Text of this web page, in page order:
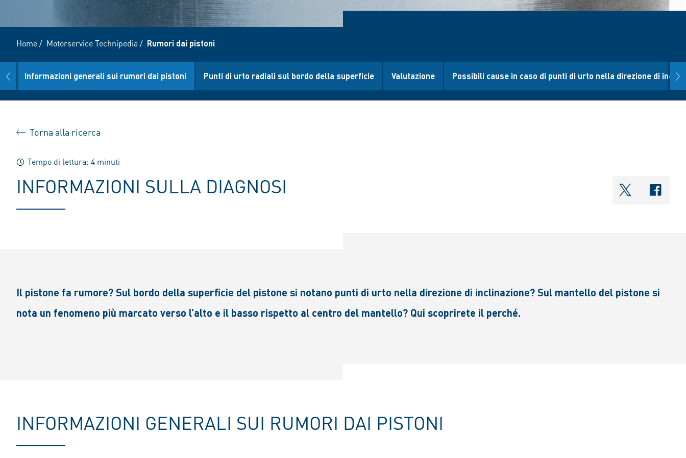
Home/ Motorservice Technipedia / Rumori dai pistoni
prev Informazioni generali sui rumori dai pistoni Punti di urto radiali sul bordo della superficie Valutazione Possibili cause in caso di punti di urto nella direzione di
Torna alla ricerca
Tempo di lettura: 4 minuti
INFORMAZIONI SULLA DIAGNOSI
Il pistone fa rumore? Sul bordo della superficie del pistone si notano punti di urto nella direzione di inclinazione? Sul mantello del pistone si
nota un fenomeno più marcato verso l’alto e il basso rispetto al centro del mantello? Qui scoprirete il perché.
INFORMAZIONI GENERALI SUI RUMORI DAI PISTONI